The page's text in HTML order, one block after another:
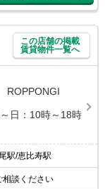
この店舗の掲載
賃貸物件一覧へ
ROPPONGI
日：10時～18時
駅/恵比寿駅
相談ください